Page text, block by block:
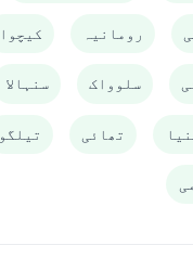
کیچوا رومانیہ
سنہالا سلوواک
تیلگو تھائی